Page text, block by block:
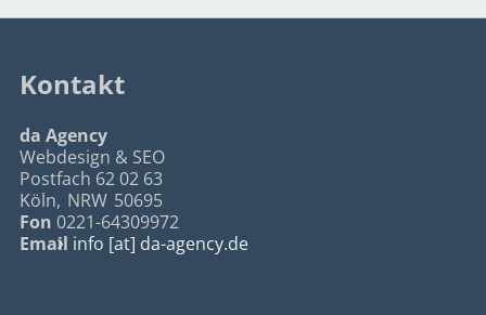
Kontakt
da Agency
Webdesign & SEO
Postfach 62 02 63
Köln, NRW 50695
Fon 0221-64309972
Email info [at] da-agency.de